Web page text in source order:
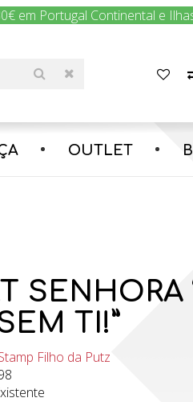
em Portugal Continental e
OUTLET
SENHORA
TI!”
Filho da Putz